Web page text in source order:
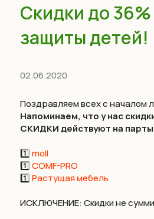
Скидки до
защиты детей!
02.06.2020
Поздравляем всех с началом
Напоминаем, что у нас
СКИДКИ действуют на
1️⃣moll
1️⃣COMF-PRO
1️⃣Растущая мебель
ИСКЛЮЧЕНИЕ: Скидки не